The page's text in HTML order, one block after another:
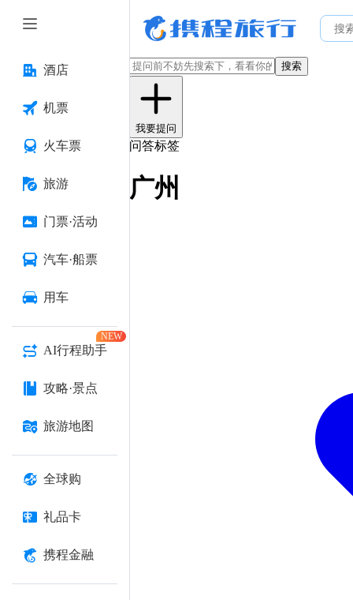
酒店
机票
火车票
旅游
门票·活动
汽车·船票
用车
AI行程助手
NEW
攻略·景点
旅游地图
全球购
礼品卡
携程金融
搜索
我要提问
问答标签
广州